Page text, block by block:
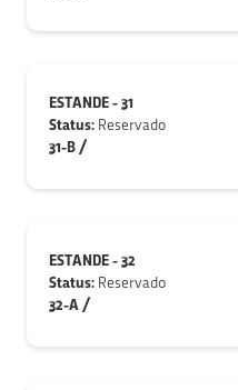
ESTANDE - 31
Status: Reservado
31-B /
ESTANDE - 32
Status: Reservado
32-A /